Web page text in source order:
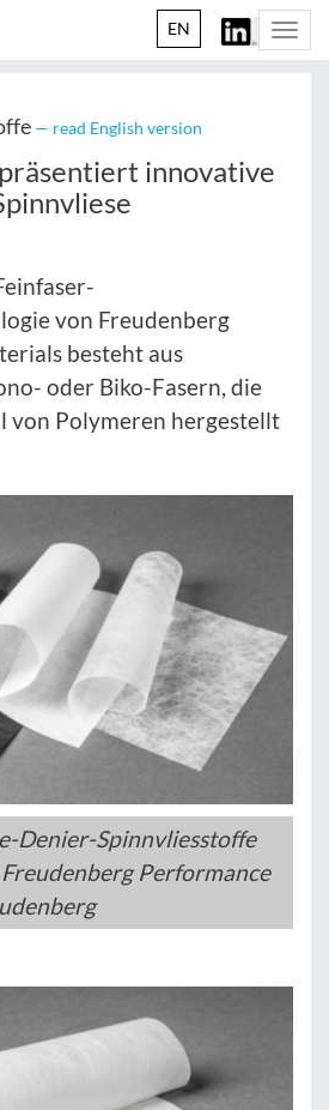
EN
— read English version
innovative
von Freudenberg
besteht aus
oder Biko-Fasern, die
von Polymeren hergestellt
Denier-Spinnvliesstoffe
Performance